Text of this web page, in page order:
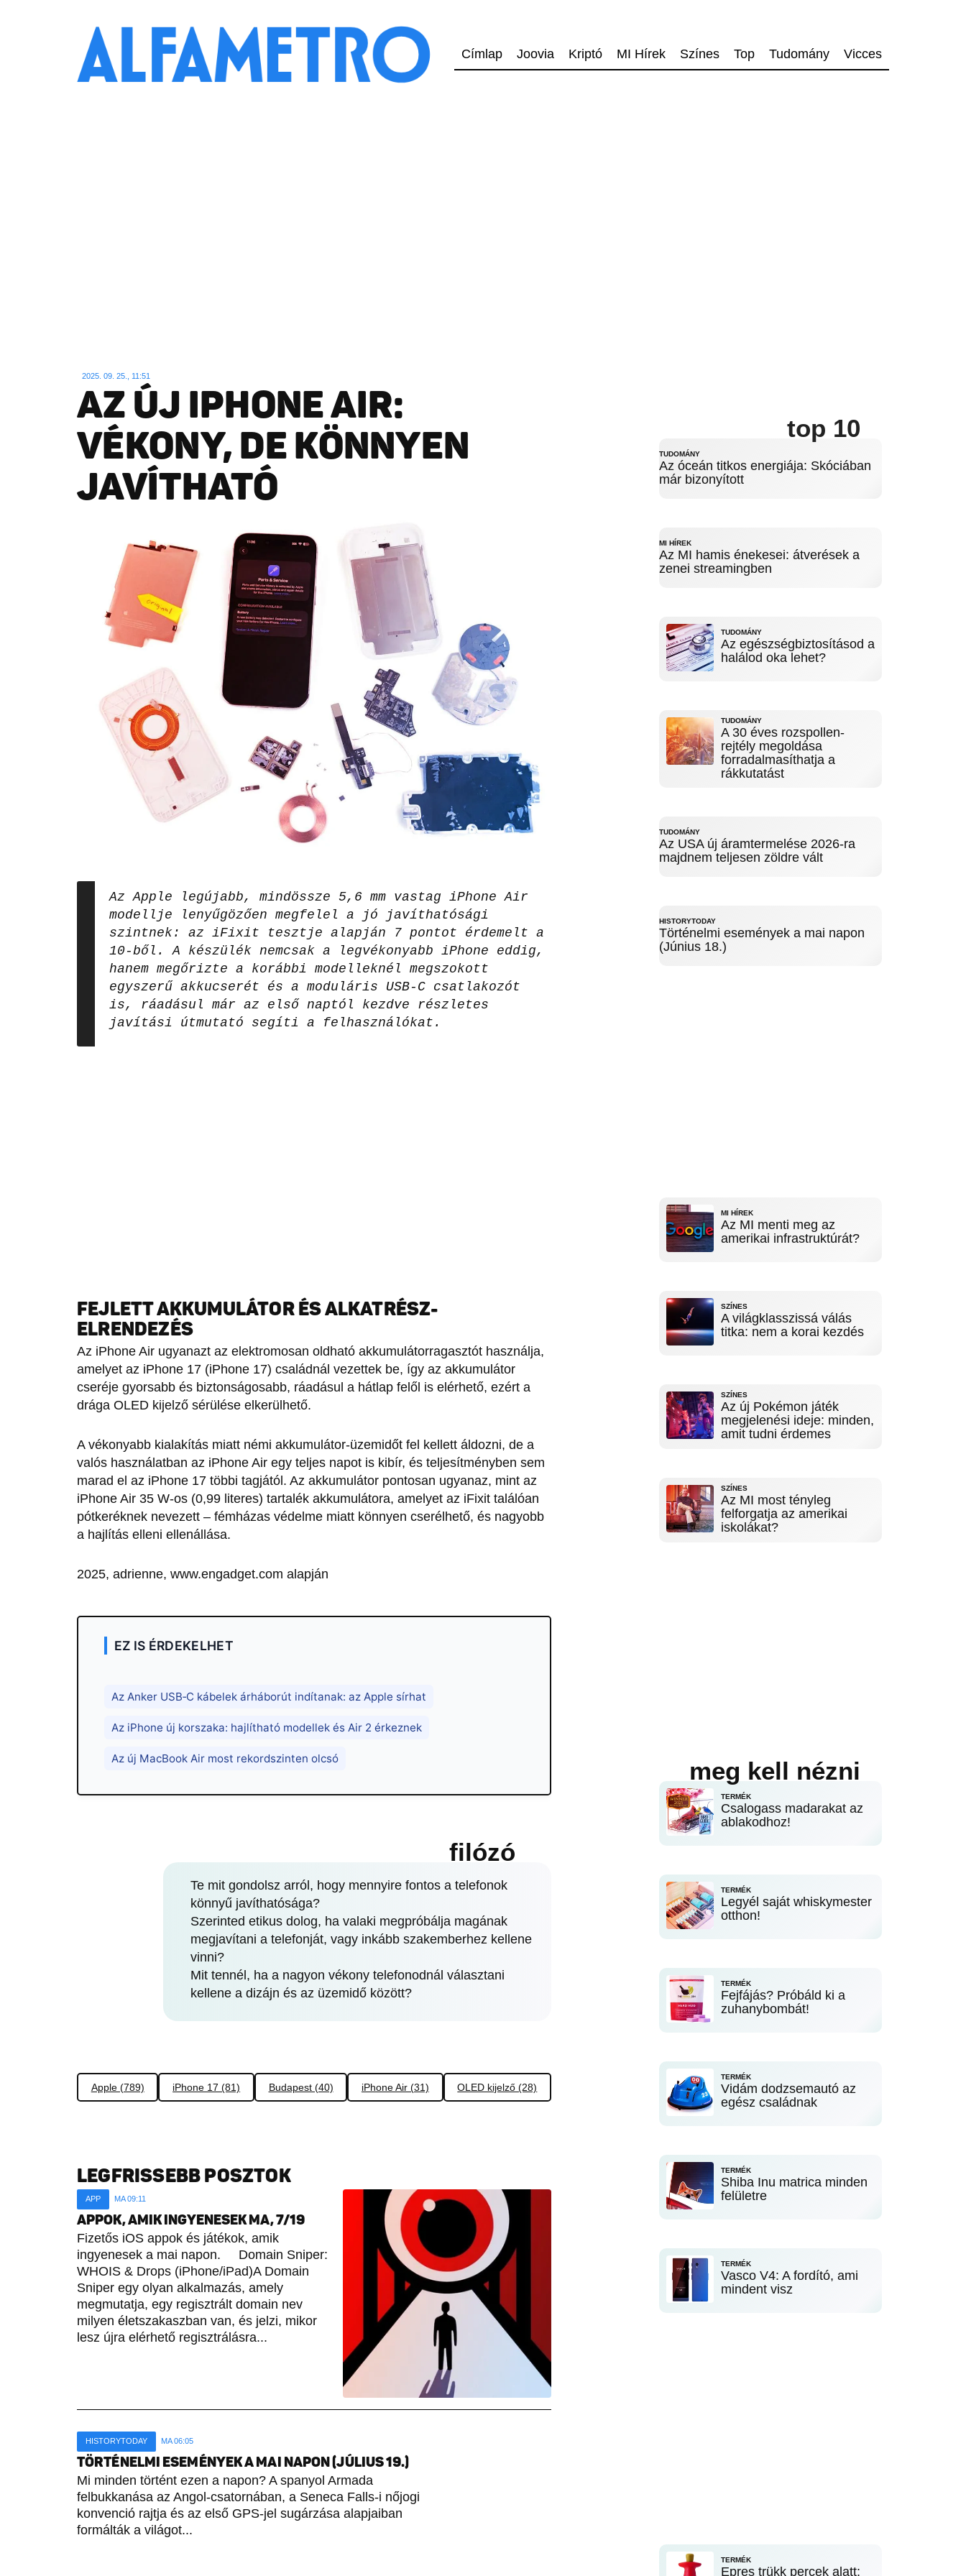
Címlap Joovia Kriptó MI Hírek Színes Top Tudomány Vicces
2025. 09. 25., 11:51
AZ ÚJ IPHONE AIR:
VÉKONY, DE KÖNNYEN
JAVÍTHATÓ
Az Apple legújabb, mindössze 5,6 mm vastag iPhone Air
modellje lenyűgözően megfelel a jó javíthatósági
szintnek: az iFixit tesztje alapján 7 pontot érdemelt a
10-ből. A készülék nemcsak a legvékonyabb iPhone eddig,
hanem megőrizte a korábbi modelleknél megszokott
egyszerű akkucserét és a moduláris USB-C csatlakozót
is, ráadásul már az első naptól kezdve részletes
javítási útmutató segíti a felhasználókat.
FEJLETT AKKUMULÁTOR ÉS ALKATRÉSZ-
ELRENDEZÉS
Az iPhone Air ugyanazt az elektromosan oldható akkumulátorragasztót használja,
amelyet az iPhone 17 (iPhone 17) családnál vezettek be, így az akkumulátor
cseréje gyorsabb és biztonságosabb, ráadásul a hátlap felől is elérhető, ezért a
drága OLED kijelző sérülése elkerülhető.
A vékonyabb kialakítás miatt némi akkumulátor-üzemidőt fel kellett áldozni, de a
valós használatban az iPhone Air egy teljes napot is kibír, és teljesítményben sem
marad el az iPhone 17 többi tagjától. Az akkumulátor pontosan ugyanaz, mint az
iPhone Air 35 W-os (0,99 literes) tartalék akkumulátora, amelyet az iFixit találóan
pótkeréknek nevezett – fémházas védelme miatt könnyen cserélhető, és nagyobb
a hajlítás elleni ellenállása.
2025, adrienne, www.engadget.com alapján
EZ IS ÉRDEKELHET
Az Anker USB‑C kábelek árháborút indítanak: az Apple sírhat
Az iPhone új korszaka: hajlítható modellek és Air 2 érkeznek
Az új MacBook Air most rekordszinten olcsó
filózó
Te mit gondolsz arról, hogy mennyire fontos a telefonok
könnyű javíthatósága?
Szerinted etikus dolog, ha valaki megpróbálja magának
megjavítani a telefonját, vagy inkább szakemberhez kellene
vinni?
Mit tennél, ha a nagyon vékony telefonodnál választani
kellene a dizájn és az üzemidő között?
Apple (789) iPhone 17 (81) Budapest (40) iPhone Air (31) OLED kijelző (28)
LEGFRISSEBB POSZTOK
APP MA 09:11
APPOK, AMIK INGYENESEK MA, 7/19
Fizetős iOS appok és játékok, amik
ingyenesek a mai napon. Domain Sniper:
WHOIS & Drops (iPhone/iPad)A Domain
Sniper egy olyan alkalmazás, amely
megmutatja, egy regisztrált domain nev
milyen életszakaszban van, és jelzi, mikor
lesz újra elérhető regisztrálásra...
HISTORYTODAY MA 06:05
TÖRTÉNELMI ESEMÉNYEK A MAI NAPON (JÚLIUS 19.)
Mi minden történt ezen a napon? A spanyol Armada
felbukkanása az Angol-csatornában, a Seneca Falls-i nőjogi
konvenció rajtja és az első GPS-jel sugárzása alapjaiban
formálták a világot...
top 10
TUDOMÁNY
Az óceán titkos energiája: Skóciában
már bizonyított
MI HÍREK
Az MI hamis énekesei: átverések a
zenei streamingben
TUDOMÁNY
Az egészségbiztosításod a
halálod oka lehet?
TUDOMÁNY
A 30 éves rozspollen-
rejtély megoldása
forradalmasíthatja a
rákkutatást
TUDOMÁNY
Az USA új áramtermelése 2026-ra
majdnem teljesen zöldre vált
HISTORYTODAY
Történelmi események a mai napon
(Június 18.)
MI HÍREK
Az MI menti meg az
amerikai infrastruktúrát?
SZÍNES
A világklasszissá válás
titka: nem a korai kezdés
SZÍNES
Az új Pokémon játék
megjelenési ideje: minden,
amit tudni érdemes
SZÍNES
Az MI most tényleg
felforgatja az amerikai
iskolákat?
meg kell nézni
TERMÉK
Csalogass madarakat az
ablakodhoz!
TERMÉK
Legyél saját whiskymester
otthon!
TERMÉK
Fejfájás? Próbáld ki a
zuhanybombát!
TERMÉK
Vidám dodzsemautó az
egész családnak
TERMÉK
Shiba Inu matrica minden
felületre
TERMÉK
Vasco V4: A fordító, ami
mindent visz
TERMÉK
Epres trükk percek alatt: